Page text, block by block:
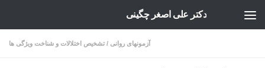
دکتر علی اصغر چگینی
آزمونهای روانی / تشخیص اختلالات و شناخت ویژگی ها